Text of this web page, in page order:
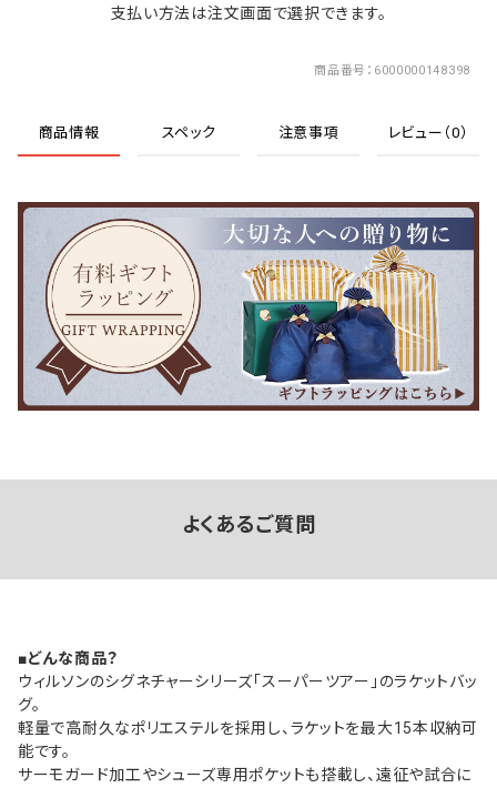
支払い方法は注文画面で選択できます。
商品番号 6000000148398
商品情報 スペック 注意事項 レビュー（0）
よくあるご質問
■どんな商品？
ウィルソンのシグネチャーシリーズ「スーパーツアー」のラケットバッ
グ。
軽量で高耐久なポリエステルを採用し、ラケットを最大15本収納可
能です。
サーモガード加工やシューズ専用ポケットも搭載し、遠征や試合に